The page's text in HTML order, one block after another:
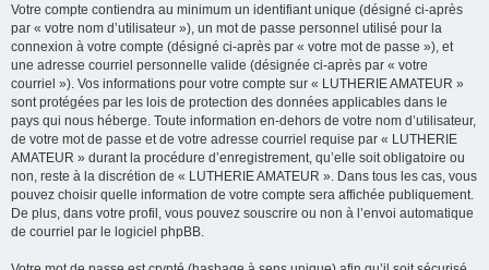
Votre compte contiendra au minimum un identifiant unique (désigné ci-après
par « votre nom d’utilisateur »), un mot de passe personnel utilisé pour la
connexion à votre compte (désigné ci-après par « votre mot de passe »), et
une adresse courriel personnelle valide (désignée ci-après par « votre
courriel »). Vos informations pour votre compte sur « LUTHERIE AMATEUR »
sont protégées par les lois de protection des données applicables dans le
pays qui nous héberge. Toute information en-dehors de votre nom d’utilisateur,
de votre mot de passe et de votre adresse courriel requise par « LUTHERIE
AMATEUR » durant la procédure d’enregistrement, qu’elle soit obligatoire ou
non, reste à la discrétion de « LUTHERIE AMATEUR ». Dans tous les cas, vous
pouvez choisir quelle information de votre compte sera affichée publiquement.
De plus, dans votre profil, vous pouvez souscrire ou non à l’envoi automatique
de courriel par le logiciel phpBB.